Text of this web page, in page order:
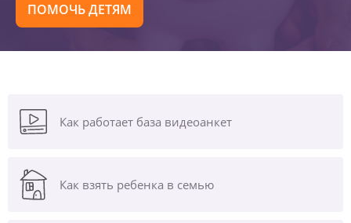
ПОМОЧЬ ДЕТЯМ
Как работает база видеоанкет
Как взять ребенка в семью